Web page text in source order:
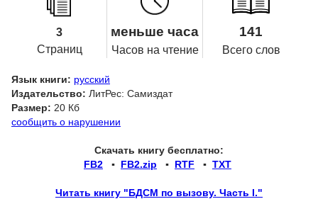
3
Страниц
меньше часа
Часов на чтение
141
Всего слов
Язык книги: русский
Издательство: ЛитРес: Самиздат
Размер: 20 Кб
сообщить о нарушении
Скачать книгу бесплатно:
FB2 ▪ FB2.zip ▪ RTF ▪ TXT
Читать книгу "БДСМ по вызову. Часть I."